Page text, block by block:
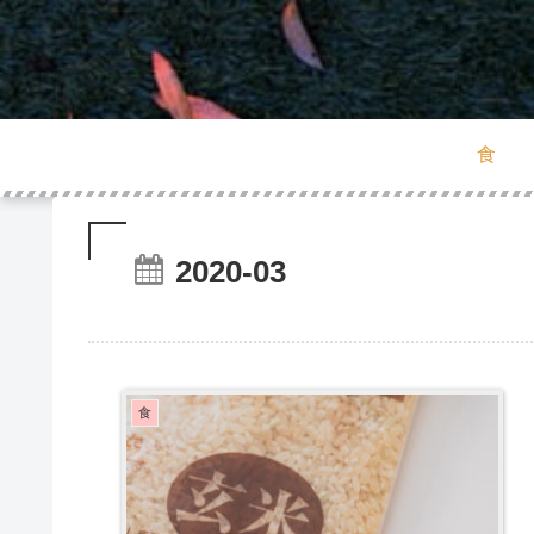
食
2020-03
食